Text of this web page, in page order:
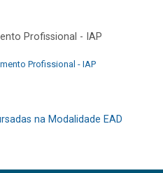
Profissional - IAP
Profissional - IAP
na Modalidade EAD